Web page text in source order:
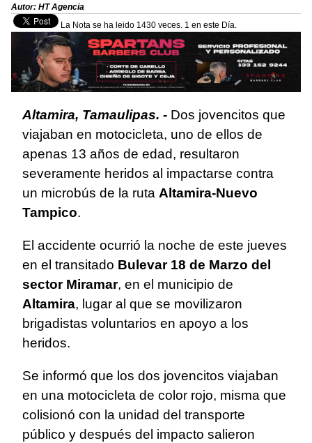
Autor: HT Agencia
La Nota se ha leido 1430 veces. 1 en este Día.
Altamira, Tamaulipas. - Dos jovencitos que
viajaban en motocicleta, uno de ellos de
apenas 13 años de edad, resultaron
severamente heridos al impactarse contra
un microbús de la ruta Altamira-Nuevo
Tampico.
El accidente ocurrió la noche de este jueves
en el transitado Bulevar 18 de Marzo del
sector Miramar, en el municipio de
Altamira, lugar al que se movilizaron
brigadistas voluntarios en apoyo a los
heridos.
Se informó que los dos jovencitos viajaban
en una motocicleta de color rojo, misma que
colisionó con la unidad del transporte
público y después del impacto salieron